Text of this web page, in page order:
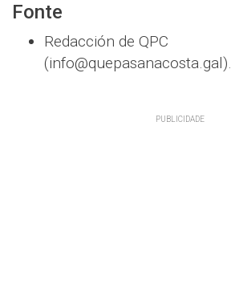
Fonte
Redacción de QPC
(info@quepasanacosta.gal).